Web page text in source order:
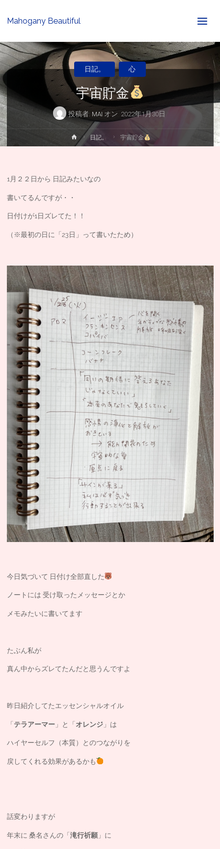
Mahogany Beautiful
宇宙貯金
投稿者: MAI オン 2022年1月30日
日記。 心
ホ
ー
日記。 宇宙貯金
1月２２日から 日記みたいなの
書いてるんですが・・
日付けが1日ズレてた！！
（※最初の日に「23日」って書いたため）
今日気づいて 日付け全部直した
ノートには 受け取ったメッセージとか
メモみたいに書いてます
たぶん私が
真ん中からズレてたんだと思うんですよ
昨日紹介してたエッセンシャルオイル
「テラアーマー」と「オレンジ」は
ハイヤーセルフ（本質）とのつながりを
戻してくれる効果があるかも
話変わりますが
年末に 桑名さんの「滝行祈願」に